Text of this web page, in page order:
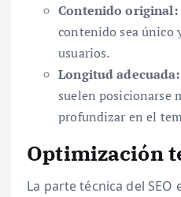
Contenido original:
contenido sea único
usuarios.
Longitud adecuada:
suelen posicionarse
profundizar en el
Optimización
La parte técnica del SEO